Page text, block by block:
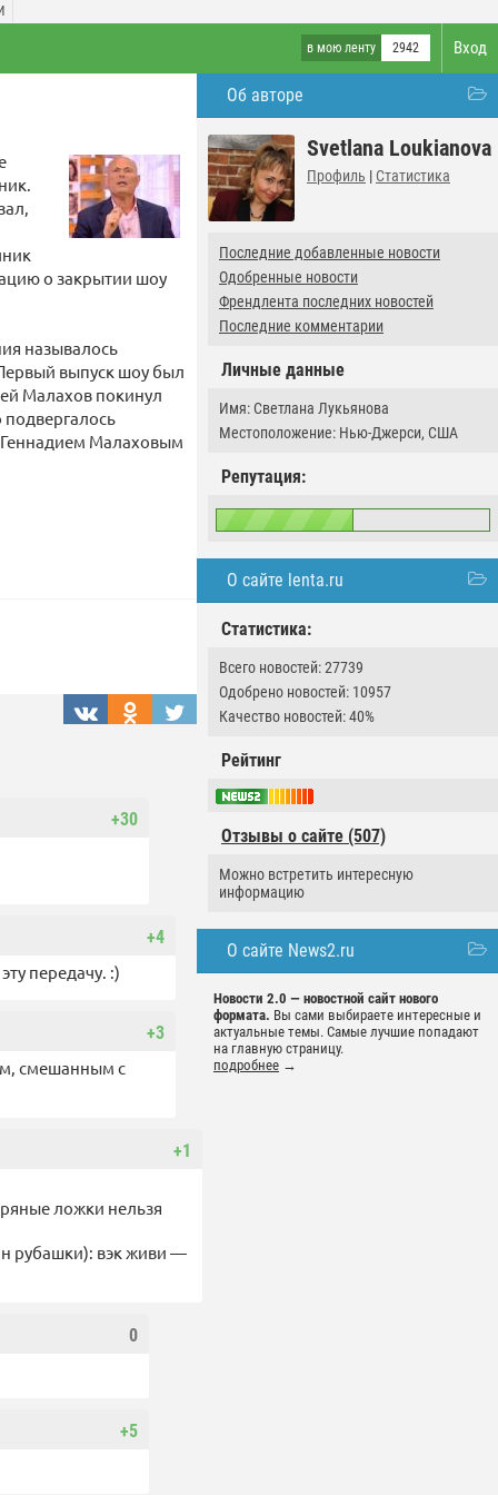
Вход
в мою ленту 2942
Об авторе
Svetlana Loukianova
Профиль | Статистика
Последние добавленные новости
Одобренные новости
Френдлента последних новостей
Последние комментарии
Личные данные
Имя: Светлана Лукьянова
Местоположение: Нью-Джерси, США
Репутация:
О сайте lenta.ru
Статистика:
Всего новостей: 27739
Одобрено новостей: 10957
Качество новостей: 40%
Рейтинг
Отзывы о сайте (507)
Можно встретить интересную
информацию
О сайте News2.ru
Новости 2.0 — новостной сайт нового
формата. Вы сами выбираете интересные и
актуальные темы. Самые лучшие попадают
на главную страницу.
подробнее →
о закрытии шоу
называлось
выпуск шоу был
Малахов покинул
Геннадием Малаховым
+30
+4
передачу. :)
+3
смешанным с
+1
ложки нельзя
рубашки): вэк живи —
0
+5